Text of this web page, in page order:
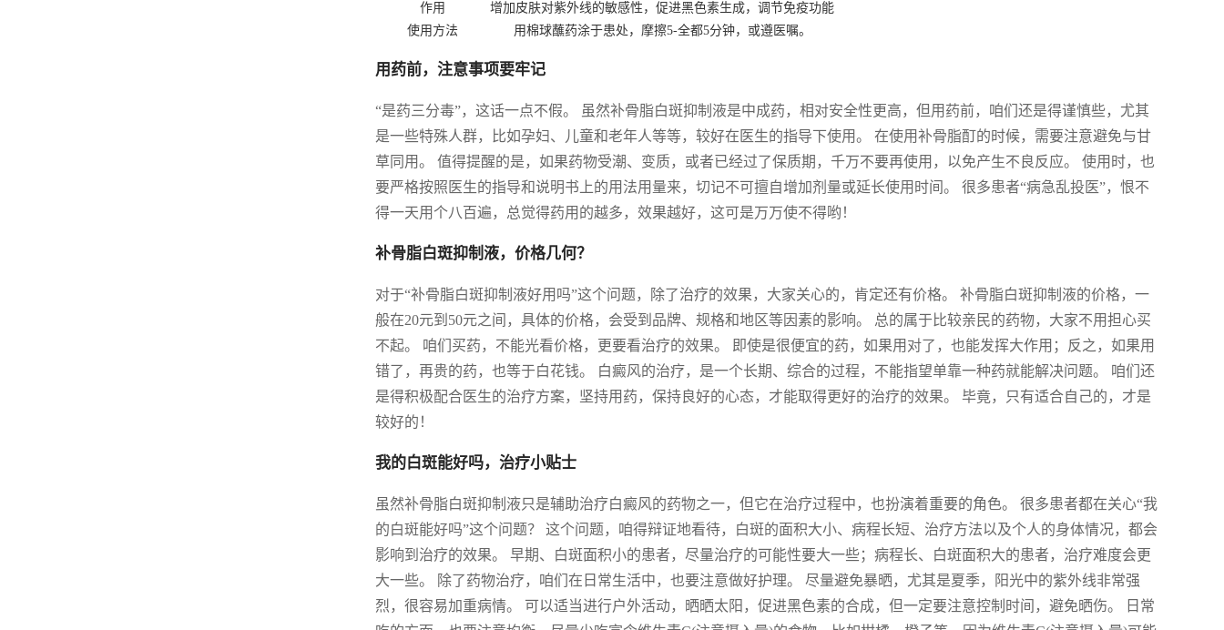
作用
增加皮肤对紫外线的敏感性，促进黑色素生成，调节免疫功能
使用方法
用棉球蘸药涂于患处，摩擦5-全都5分钟，或遵医嘱。
用药前，注意事项要牢记
“是药三分毒”，这话一点不假。 虽然补骨脂白斑抑制液是中成药，相对安全性更高，但用药前，咱们还是得谨慎些，尤其
是一些特殊人群，比如孕妇、儿童和老年人等等，较好在医生的指导下使用。 在使用补骨脂酊的时候，需要注意避免与甘
草同用。 值得提醒的是，如果药物受潮、变质，或者已经过了保质期，千万不要再使用，以免产生不良反应。 使用时，也
要严格按照医生的指导和说明书上的用法用量来，切记不可擅自增加剂量或延长使用时间。 很多患者“病急乱投医”，恨不
得一天用个八百遍，总觉得药用的越多，效果越好，这可是万万使不得哟！
补骨脂白斑抑制液，价格几何？
对于“补骨脂白斑抑制液好用吗”这个问题，除了治疗的效果，大家关心的，肯定还有价格。 补骨脂白斑抑制液的价格，一
般在20元到50元之间，具体的价格，会受到品牌、规格和地区等因素的影响。 总的属于比较亲民的药物，大家不用担心买
不起。 咱们买药，不能光看价格，更要看治疗的效果。 即使是很便宜的药，如果用对了，也能发挥大作用；反之，如果用
错了，再贵的药，也等于白花钱。 白癜风的治疗，是一个长期、综合的过程，不能指望单靠一种药就能解决问题。 咱们还
是得积极配合医生的治疗方案，坚持用药，保持良好的心态，才能取得更好的治疗的效果。 毕竟，只有适合自己的，才是
较好的！
我的白斑能好吗，治疗小贴士
虽然补骨脂白斑抑制液只是辅助治疗白癜风的药物之一，但它在治疗过程中，也扮演着重要的角色。 很多患者都在关心“我
的白斑能好吗”这个问题？ 这个问题，咱得辩证地看待，白斑的面积大小、病程长短、治疗方法以及个人的身体情况，都会
影响到治疗的效果。 早期、白斑面积小的患者，尽量治疗的可能性要大一些；病程长、白斑面积大的患者，治疗难度会更
大一些。 除了药物治疗，咱们在日常生活中，也要注意做好护理。 尽量避免暴晒，尤其是夏季，阳光中的紫外线非常强
烈，很容易加重病情。 可以适当进行户外活动，晒晒太阳，促进黑色素的合成，但一定要注意控制时间，避免晒伤。 日常